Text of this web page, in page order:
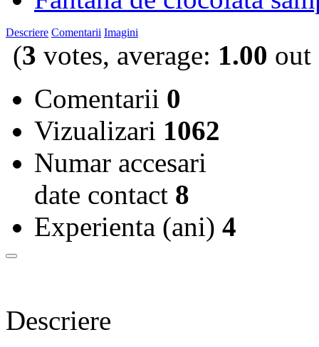
Descriere Comentarii Imagini
(3 votes, average: 1.00 out
Comentarii 0
Vizualizari 1062
Numar accesari
date contact 8
Experienta (ani) 4
Descriere